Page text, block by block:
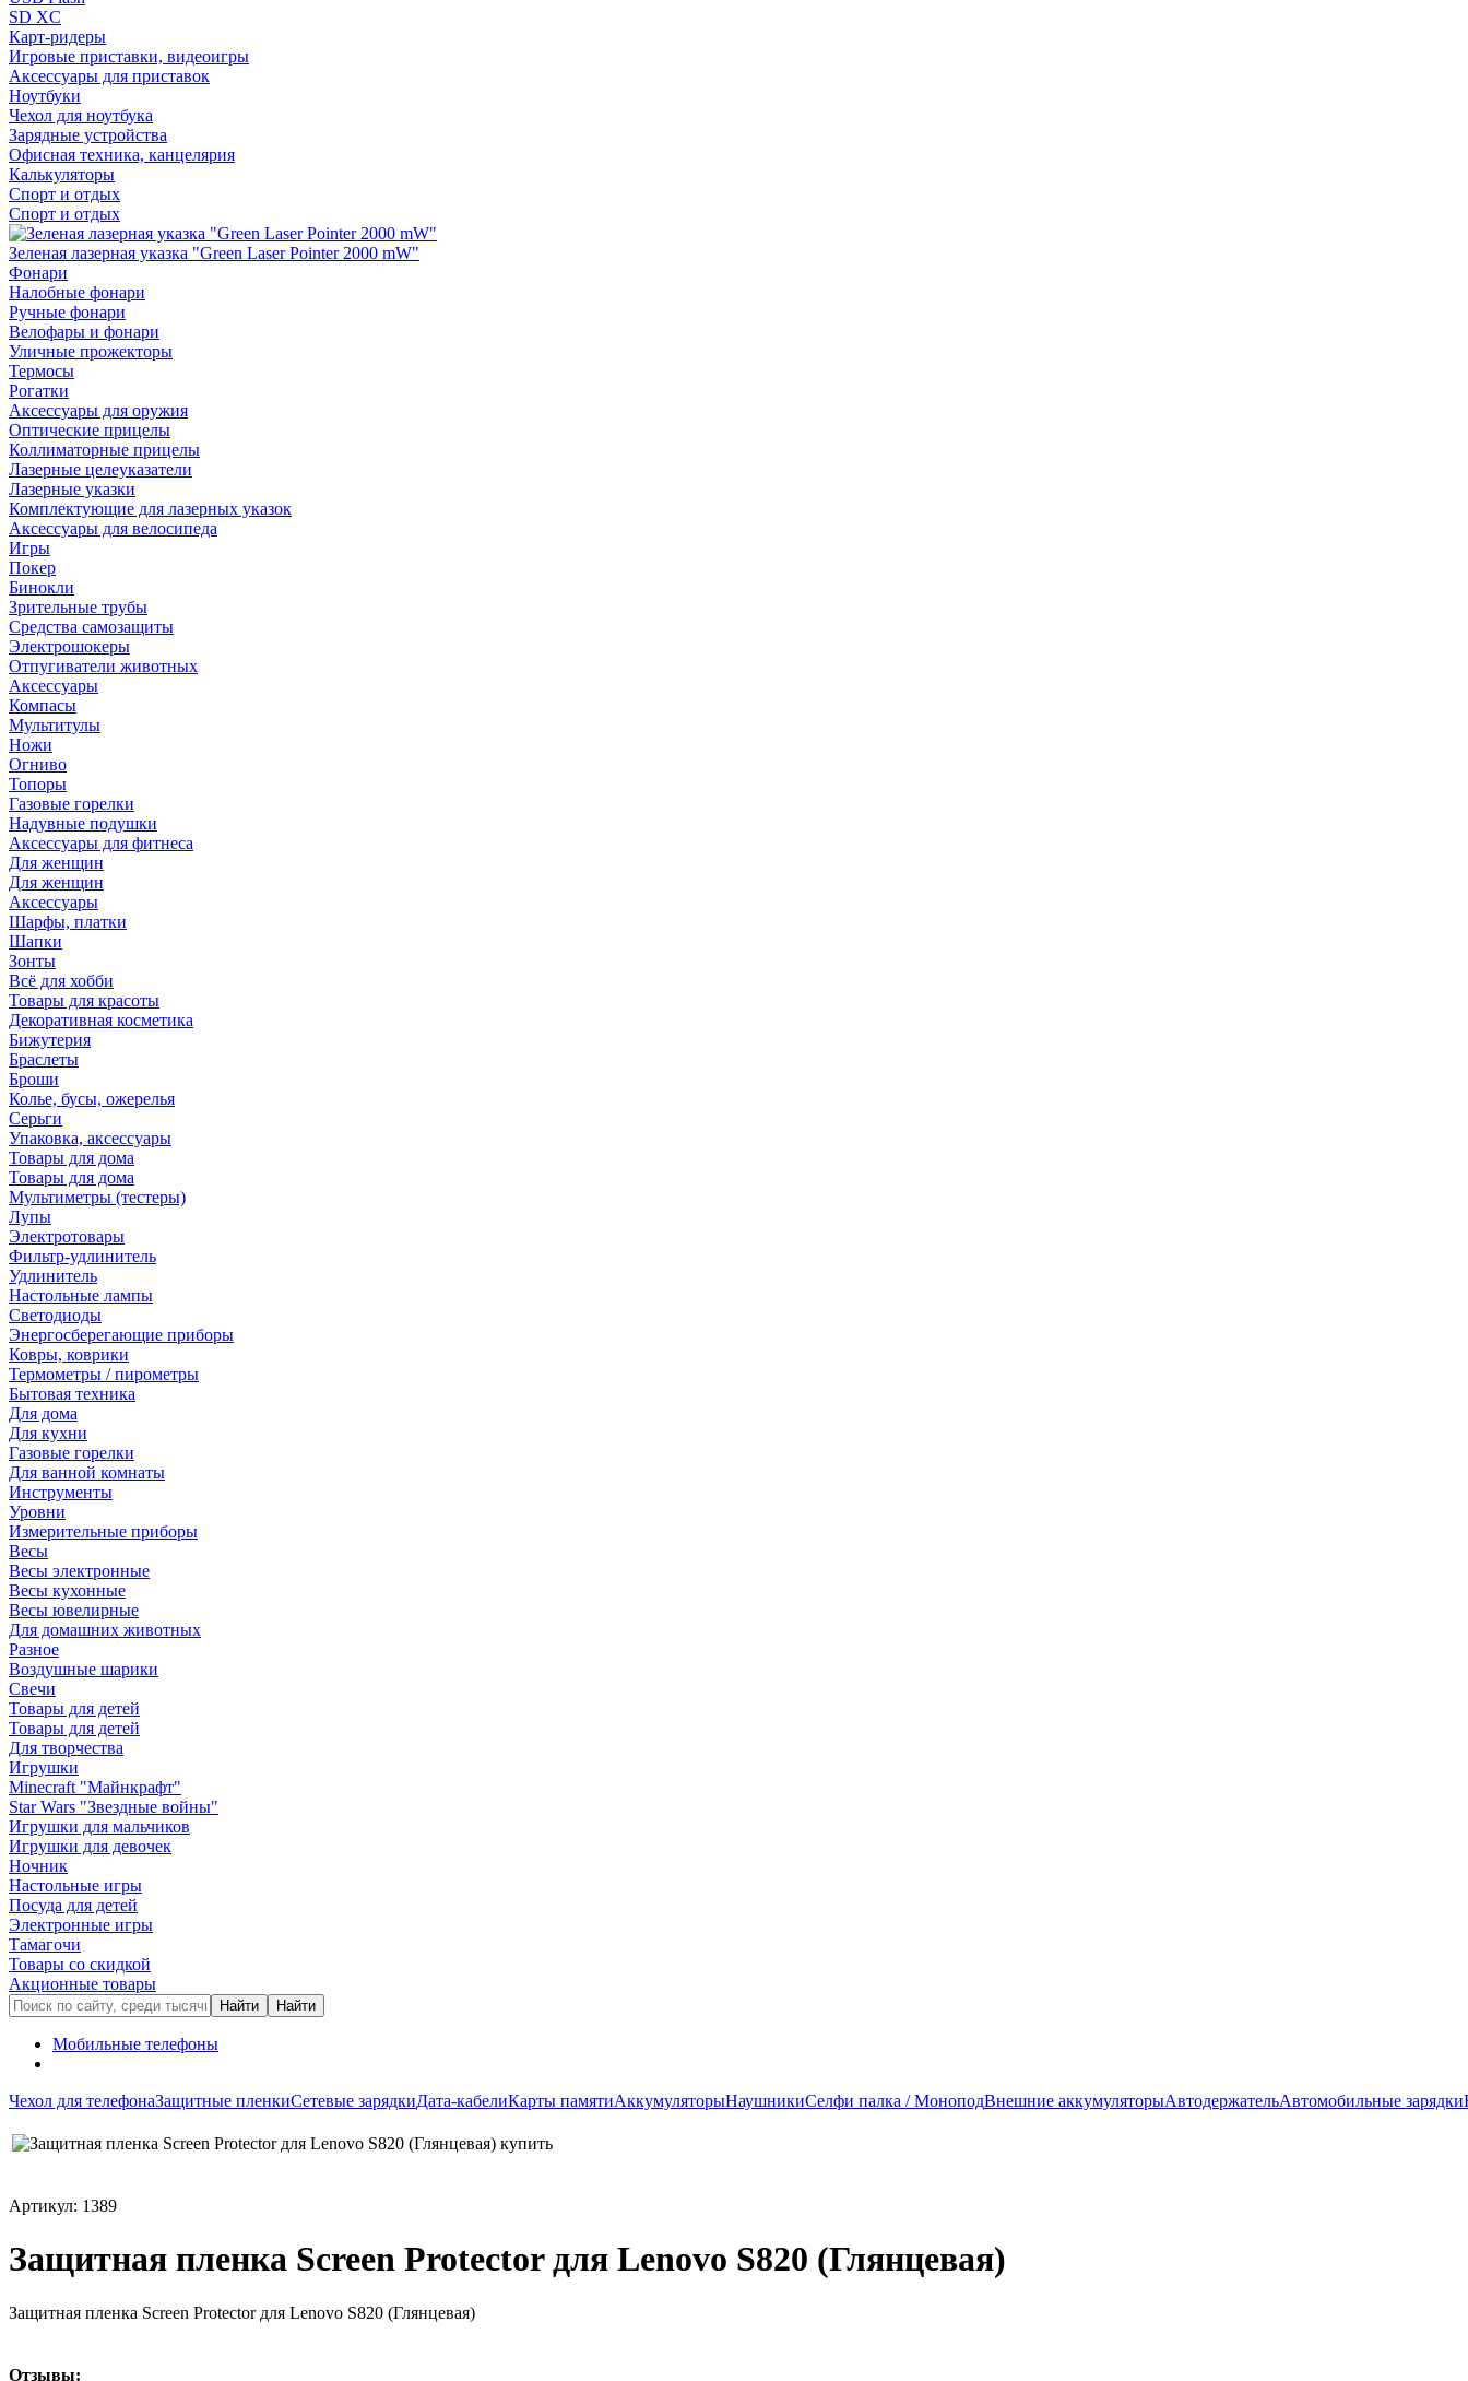
SD XC
Карт-ридеры
Игровые приставки, видеоигры
Аксессуары для приставок
Ноутбуки
Чехол для ноутбука
Зарядные устройства
Офисная техника, канцелярия
Калькуляторы
Спорт и отдых
Спорт и отдых
Зеленая лазерная указка "Green Laser Pointer 2000 mW"
Фонари
Налобные фонари
Ручные фонари
Велофары и фонари
Уличные прожекторы
Термосы
Рогатки
Аксессуары для оружия
Оптические прицелы
Коллиматорные прицелы
Лазерные целеуказатели
Лазерные указки
Комплектующие для лазерных указок
Аксессуары для велосипеда
Игры
Покер
Бинокли
Зрительные трубы
Средства самозащиты
Электрошокеры
Отпугиватели животных
Аксессуары
Компасы
Мультитулы
Ножи
Огниво
Топоры
Газовые горелки
Надувные подушки
Аксессуары для фитнеса
Для женщин
Для женщин
Аксессуары
Шарфы, платки
Шапки
Зонты
Всё для хобби
Товары для красоты
Декоративная косметика
Бижутерия
Браслеты
Броши
Колье, бусы, ожерелья
Серьги
Упаковка, аксессуары
Товары для дома
Товары для дома
Мультиметры (тестеры)
Лупы
Электротовары
Фильтр-удлинитель
Удлинитель
Настольные лампы
Светодиоды
Энергосберегающие приборы
Ковры, коврики
Термометры / пирометры
Бытовая техника
Для дома
Для кухни
Газовые горелки
Для ванной комнаты
Инструменты
Уровни
Измерительные приборы
Весы
Весы электронные
Весы кухонные
Весы ювелирные
Для домашних животных
Разное
Воздушные шарики
Свечи
Товары для детей
Товары для детей
Для творчества
Игрушки
Minecraft "Майнкрафт"
Star Wars "Звездные войны"
Игрушки для мальчиков
Игрушки для девочек
Ночник
Настольные игры
Посуда для детей
Электронные игры
Тамагочи
Товары со скидкой
Акционные товары
Мобильные телефоны
Чехол для телефонаЗащитные пленкиСетевые зарядкиДата-кабелиКарты памятиАккумуляторыНаушникиСелфи палка / МоноподВнешние аккумуляторыАвтодержательАвтомобильные зарядки
Артикул: 1389
Защитная пленка Screen Protector для Lenovo S820 (Глянцевая)
Защитная пленка Screen Protector для Lenovo S820 (Глянцевая)
Oтзывы: